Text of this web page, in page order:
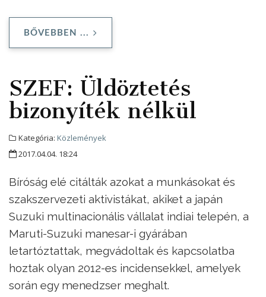
BŐVEBBEN ...
SZEF: Üldöztetés
bizonyíték nélkül
Kategória: Közlemények
2017.04.04. 18:24
Bíróság elé citálták azokat a munkásokat és
szakszervezeti aktivistákat, akiket a japán
Suzuki multinacionális vállalat indiai telepén, a
Maruti-Suzuki manesar-i gyárában
letartóztattak, megvádoltak és kapcsolatba
hoztak olyan 2012-es incidensekkel, amelyek
során egy menedzser meghalt.